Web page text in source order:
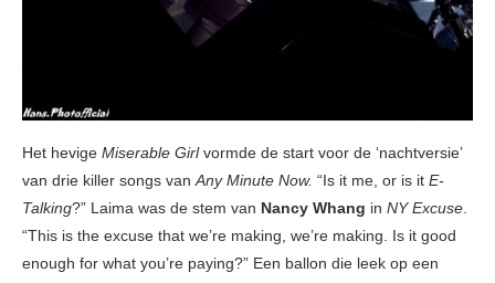
Het hevige Miserable Girlvormde de start voor de ‘nachtversie’
van drie killer songs van Any Minute Now. “Is it me, or is it E-
Talking?” Laima was de stem van Nancy Whang in NY Excuse
“This is the excuse that we’re making, we’re making. Is it good
enough for what you’re paying?” Een ballon die leek op een